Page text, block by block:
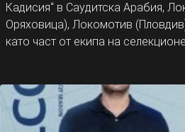
Кадисия“ в Саудитска Арабия,
Оряховица), Локомотив
като част от екипа на